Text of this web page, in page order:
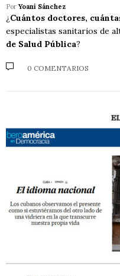
Por Yoani Sánchez
¿Cuántos doctores,
especialistas sanitarios de
de Salud Pública?
0 COMENTARIOS